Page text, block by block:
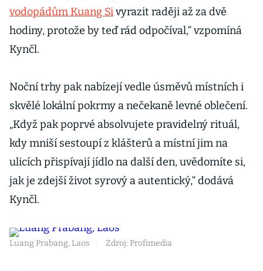
vodopádům Kuang Sivyrazit raději až za dvě
hodiny, protože by teď rád odpočíval,“ vzpomíná
Kynčl.
Noční trhy pak nabízejí vedle úsměvů místních i
skvělé lokální pokrmy a nečekaně levné oblečení.
„Když pak poprvé absolvujete pravidelný rituál,
kdy mniší sestoupí z klášterů a místní jim na
ulicích přispívají jídlo na další den, uvědomíte si,
jak je zdejší život syrový a autentický,“ dodává
Kynčl.
Luang Prabang, Laos Zdroj: Profimedia